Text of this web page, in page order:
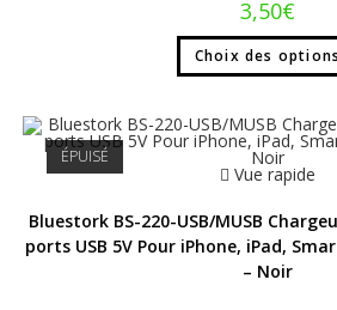
3,50€
Choix des options
ÉPUISÉ
Vue rapide
Bluestork BS-220-USB/MUSB
ports USB 5V Pour iPhone, iPad,
– Noir